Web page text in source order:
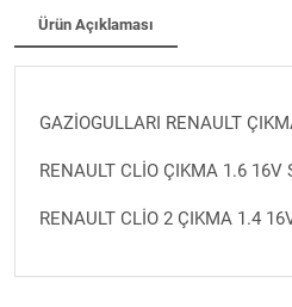
Ürün Açıklaması
GAZİOGULLARI RENAULT
RENAULT CLİO ÇIKMA 1.6 16V
RENAULT CLİO 2 ÇIKMA 1.4